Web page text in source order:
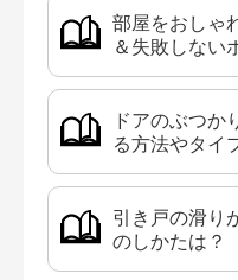
部屋をおしゃ
＆失敗しない
ドアのぶつ
る方法やタイ
引き戸の滑り
のしかたは？